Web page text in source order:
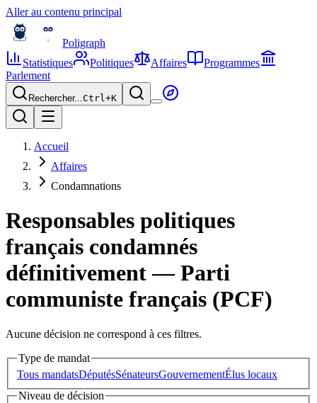
Aller au contenu principal
Poligraph
Statistiques
Politiques Affaires
Programmes
Parlement
Rechercher...Ctrl+K
Accueil
Affaires
Condamnations
Responsables politiques
français condamnés
définitivement — Parti
communiste français (PCF)
Aucune décision ne correspond à ces filtres.
Type de mandat
Tous mandatsDéputésSénateursGouvernementÉlus locaux
Niveau de décision